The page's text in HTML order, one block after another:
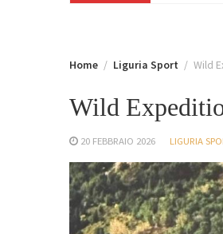
Home Liguria Sport Wild
Wild
20 FEBBRAIO 2026 LIGURIA